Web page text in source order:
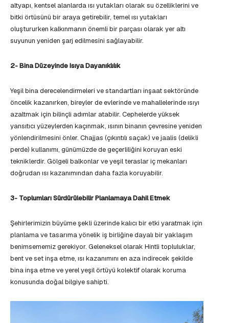
altyapı, kentsel alanlarda ısı yutakları olarak su özelliklerini ve
bitki örtüsünü bir araya getirebilir, temel ısı yutakları
oluştururken kalkınmanın önemli bir parçası olarak yer altı
suyunun yeniden şarj edilmesini sağlayabilir.
2- Bina Düzeyinde Isıya Dayanıklılık
Yeşil bina derecelendirmeleri ve standartları inşaat sektöründe
öncelik kazanırken, bireyler de evlerinde ve mahallelerinde ısıyı
azaltmak için bilinçli adımlar atabilir. Cephelerde yüksek
yansıtıcı yüzeylerden kaçınmak, ısının binanın çevresine yeniden
yönlendirilmesini önler. Chajjas (çıkıntılı saçak) ve jaalis (delikli
perde) kullanımı, günümüzde de geçerliliğini koruyan eski
tekniklerdir. Gölgeli balkonlar ve yeşil teraslar iç mekanları
doğrudan ısı kazanımından daha fazla koruyabilir.
3- Toplumları Sürdürülebilir Planlamaya Dahil Etmek
Şehirlerimizin büyüme şekli üzerinde kalıcı bir etki yaratmak için
planlama ve tasarıma yönelik iş birliğine dayalı bir yaklaşım
benimsememiz gerekiyor. Geleneksel olarak Hintli topluluklar,
bent ve set inşa etme, ısı kazanımını en aza indirecek şekilde
bina inşa etme ve yerel yeşil örtüyü kolektif olarak koruma
konusunda doğal bilgiye sahipti.